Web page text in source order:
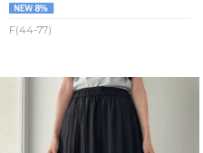
F(44-77)